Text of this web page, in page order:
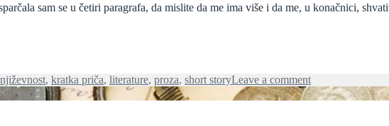
sam se u četiri paragrafa, da mislite da me ima više i da me, u konačnici,
, kratka priča, literature, proza, short storyLeave a commenton
Intimna
ispovijest